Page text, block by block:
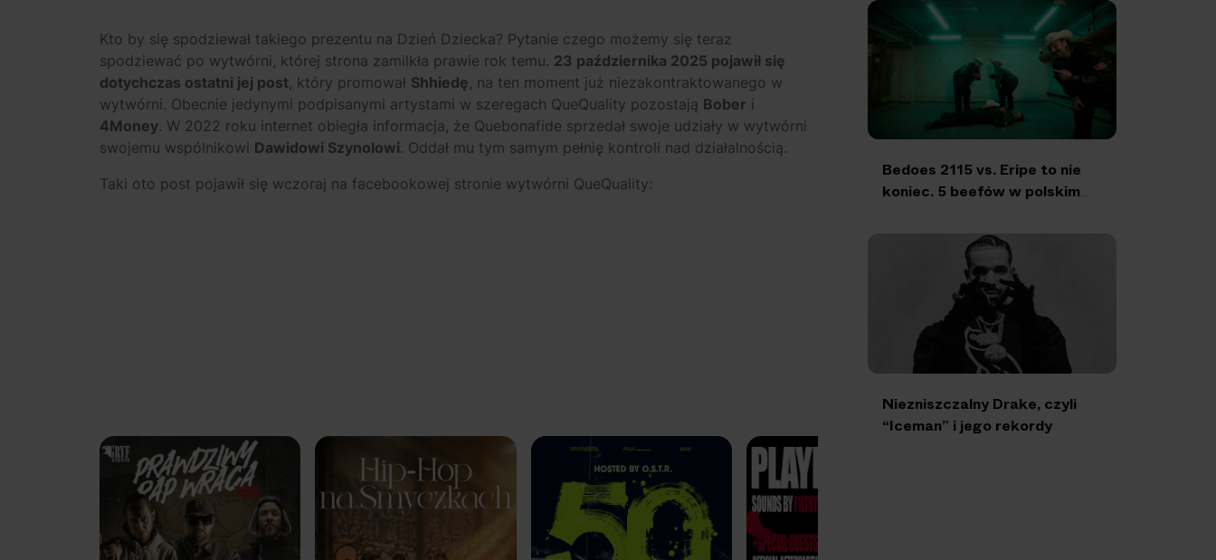
Kto by się spodziewał takiego prezentu na Dzień Dziecka? Pytanie czego możemy się teraz
spodziewać po wytwórni, której strona zamilkła prawie rok temu. 23 października 2025 pojawił się
dotychczas ostatni jej post, który promował Shhiedę, na ten moment już niezakontraktowanego w
wytwórni. Obecnie jedynymi podpisanymi artystami w szeregach QueQuality pozostają Bober i
4Money. W 2022 roku internet obiegła informacja, że Quebonafide sprzedał swoje udziały w wytwórni
swojemu wspólnikowi Dawidowi Szynolowi. Oddał mu tym samym pełnię kontroli nad działalnością.
Taki oto post pojawił się wczoraj na facebookowej stronie wytwórni QueQuality:
Bedoes 2115 vs. Eripe to nie
koniec. 5 beefów w polskim
Niezniszczalny Drake, czyli
“Iceman” i jego rekordy